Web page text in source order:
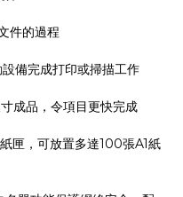
件的過程
備完成打印或掃描工作
成品，令項目更快完成
匣，可放置多達100張A1紙